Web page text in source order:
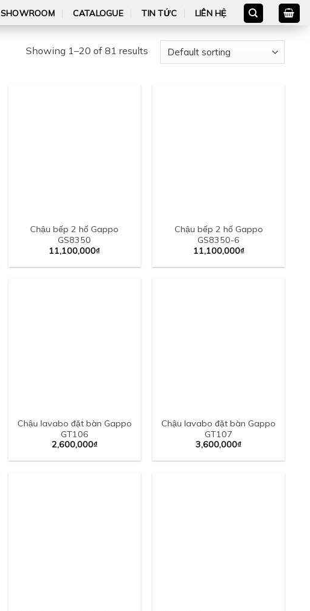
SHOWROOM CATALOGUE TIN TỨC LIÊN HỆ
Showing 1–20 of 81 results
Chậu bếp 2 hố Gappo
GS8350
11,100,000₫
Chậu bếp 2 hố Gappo
GS8350-6
11,100,000₫
Chậu lavabo đặt bàn Gappo
GT106
2,600,000₫
Chậu lavabo đặt bàn Gappo
GT107
3,600,000₫